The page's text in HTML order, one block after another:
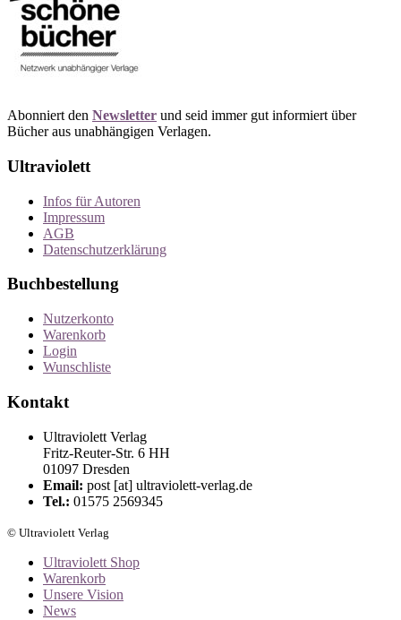
Abonniert den Newsletter und seid immer gut informiert über
Bücher aus unabhängigen Verlagen.
Ultraviolett
Infos für Autoren
Impressum
AGB
Datenschutzerklärung
Buchbestellung
Nutzerkonto
Warenkorb
Login
Wunschliste
Kontakt
Ultraviolett Verlag
Fritz-Reuter-Str. 6 HH
01097 Dresden
Email: post [at] ultraviolett-verlag.de
Tel.: 01575 2569345
© Ultraviolett Verlag
Ultraviolett Shop
Warenkorb
Unsere Vision
News